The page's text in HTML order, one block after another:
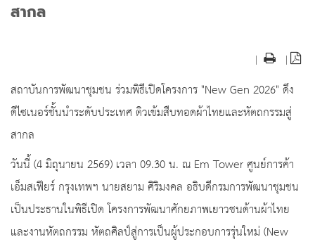
สากล
| |
สถาบันการพัฒนาชุมชน ร่วมพิธีเปิดโครงการ "New Gen 2026" ดึง
ดีไซเนอร์ชั้นนำระดับประเทศ ติวเข้มสืบทอดผ้าไทยและหัตถกรรมสู่
สากล
วันนี้ (4 มิถุนายน 2569) เวลา 09.30 น. ณ Em Tower ศูนย์การค้า
เอ็มสเฟียร์ กรุงเทพฯ นายสยาม ศิริมงคล อธิบดีกรมการพัฒนาชุมชน
เป็นประธานในพิธีเปิด โครงการพัฒนาศักยภาพเยาวชนด้านผ้าไทย
และงานหัตถกรรม หัตถศิลป์สู่การเป็นผู้ประกอบการรุ่นใหม่ (New